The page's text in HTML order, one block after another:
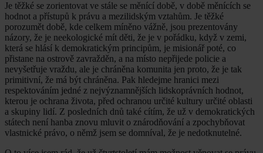
Je těžké se zorientovat ve stále se měnící době, v době měnících se
hodnot a přístupů k právu a mezilidským vztahům. Je těžké
porozumět době, kde celkem míněno vážně, jsou prezentovány
názory, že je neekologické mít děti, že je v pořádku, když v zemi,
která se hlásí k demokratickým principům, je misionář poté, co
přistane na ostrově zavražděn, a na místo nepřijede policie a
nevyšetřuje vraždu, ale je chráněna komunita jen proto, že je tak
primitivní, že má být chráněna. Pak hledejme hranici mezi
respektováním jedné z nejvýznamnějších lidskoprávních hodnot,
kterou je ochrana života, před ochranou určité kultury určité oblasti
a skupiny lidí. Z posledních dnů také cítím, že už v demokratických
státech není hanba znovu mluvit o znárodňování a zpochybňovat
vlastnické právo, o němž jsem se domníval, že je nedotknutelné.